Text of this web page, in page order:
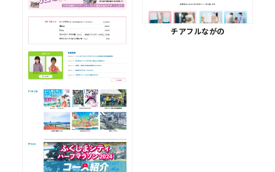
チアフルながの